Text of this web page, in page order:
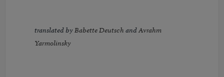
translated by Babette Deutsch and Avrahm
Yarmolinsky